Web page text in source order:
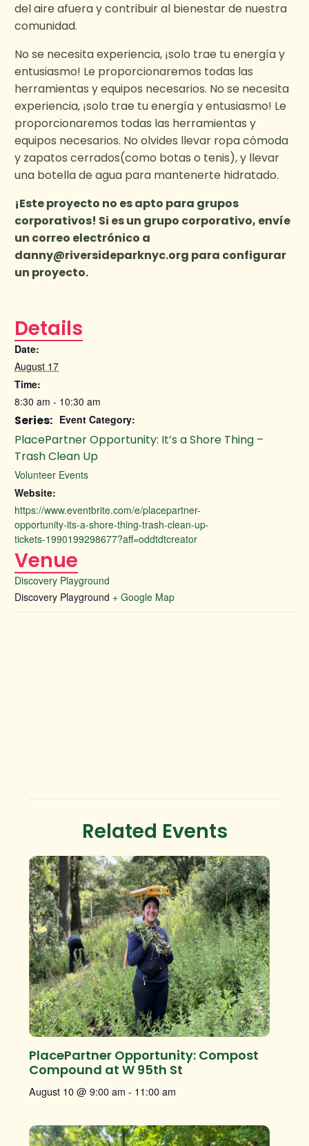
Details
Date:
August 17
Time:
8:30 am - 10:30 am
Series:
PlacePartner Opportunity: It’s a Shore Thing –
Trash Clean Up
Event Category:
Volunteer Events
Website:
https://www.eventbrite.com/e/placepartner-
opportunity-its-a-shore-thing-trash-clean-up-
tickets-1990199298677?aff=oddtdtcreator
Venue
Discovery Playground
Discovery Playground + Google Map
del aire afuera y contribuir al bienestar de nuestra
comunidad.
No se necesita experiencia, ¡solo trae tu energía y
entusiasmo! Le proporcionaremos todas las
herramientas y equipos necesarios. No se necesita
experiencia, ¡solo trae tu energía y entusiasmo! Le
proporcionaremos todas las herramientas y
equipos necesarios. No olvides llevar ropa cómoda
y zapatos cerrados(como botas o tenis), y llevar
una botella de agua para mantenerte hidratado.
¡Este proyecto no es apto para grupos
corporativos! Si es un grupo corporativo, envíe
un correo electrónico a
danny@riversideparknyc.org para configurar
un proyecto.
Related Events
PlacePartner Opportunity: Compost
Compound at W 95th St
August 10 @ 9:00 am - 11:00 am